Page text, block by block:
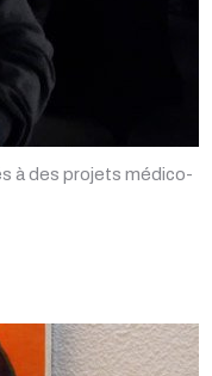
à des projets médico-